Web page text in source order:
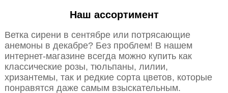
Наш ассортимент
Ветка сирени в сентябре или потрясающие
анемоны в декабре? Без проблем! В нашем
интернет-магазине всегда можно купить как
классические розы, тюльпаны, лилии,
хризантемы, так и редкие сорта цветов, которые
понравятся даже самым взыскательным.